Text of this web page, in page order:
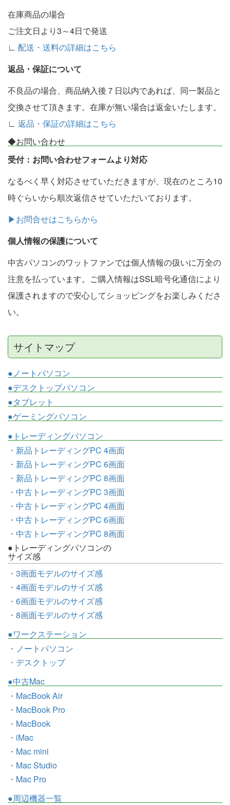
在庫商品の場合
ご注文日より3～4日で発送
∟ 配送・送料の詳細はこちら
返品・保証について
不良品の場合、商品納入後７日以内であれば、同一製品と
交換させて頂きます。在庫が無い場合は返金いたします。
∟ 返品・保証の詳細はこちら
◆お問い合わせ
受付：お問い合わせフォームより対応
なるべく早く対応させていただきますが、現在のところ10
時ぐらいから順次返信させていただいております。
▶お問合せはこちらから
個人情報の保護について
中古パソコンのワットファンでは個人情報の扱いに万全の
注意を払っています。ご購入情報はSSL暗号化通信により
保護されますので安心してショッピングをお楽しみくださ
い。
サイトマップ
●ノートパソコン
●デスクトップパソコン
●タブレット
●ゲーミングパソコン
●トレーディングパソコン
・新品トレーディングPC 4画面
・新品トレーディングPC 6画面
・新品トレーディングPC 8画面
・中古トレーディングPC 3画面
・中古トレーディングPC 4画面
・中古トレーディングPC 6画面
・中古トレーディングPC 8画面
●トレーディングパソコンの
サイズ感
・3画面モデルのサイズ感
・4画面モデルのサイズ感
・6画面モデルのサイズ感
・8画面モデルのサイズ感
●ワークステーション
・ノートパソコン
・デスクトップ
●中古Mac
・MacBook Air
・MacBook Pro
・MacBook
・iMac
・Mac mini
・Mac Studio
・Mac Pro
●周辺機器一覧